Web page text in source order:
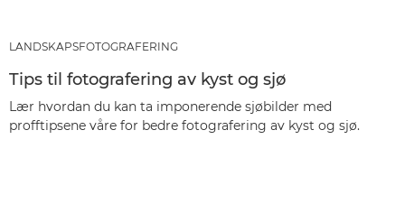
LANDSKAPSFOTOGRAFERING
Tips til fotografering av kyst og sjø
Lær hvordan du kan ta imponerende sjøbilder med
profftipsene våre for bedre fotografering av kyst og sjø.